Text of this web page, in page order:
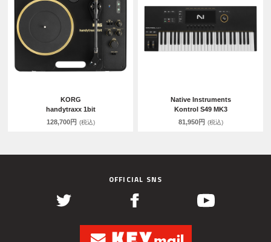
KORG
handytraxx 1bit
128,700円 (税込)
Native Instruments
Kontrol S49 MK3
81,950円 (税込)
OFFICIAL SNS